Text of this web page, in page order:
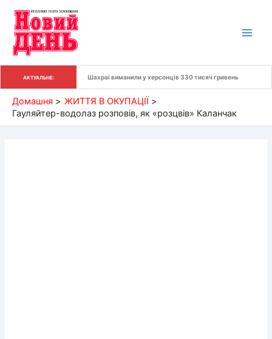
вмісту
АКТУАЛЬНЕ: Шахраї виманили у херсонців 330 тисяч гривень
Домашня
ЖИТТЯ В ОКУПАЦІЇ
Гауляйтер-водолаз розповів, як «розцвів» Каланчак